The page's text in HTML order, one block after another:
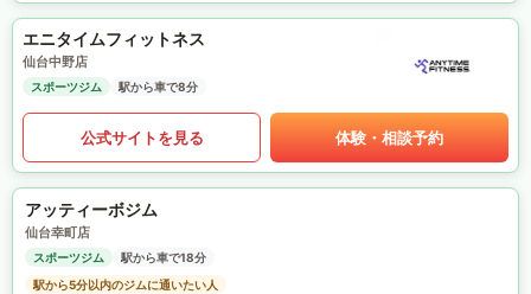
エニタイムフィットネス
仙台中野店
スポーツジム 駅から車で8分
公式サイトを見る 体験・相談予約
アッティーボジム
仙台幸町店
スポーツジム
駅から車で18分
駅から5分以内のジムに通いたい人